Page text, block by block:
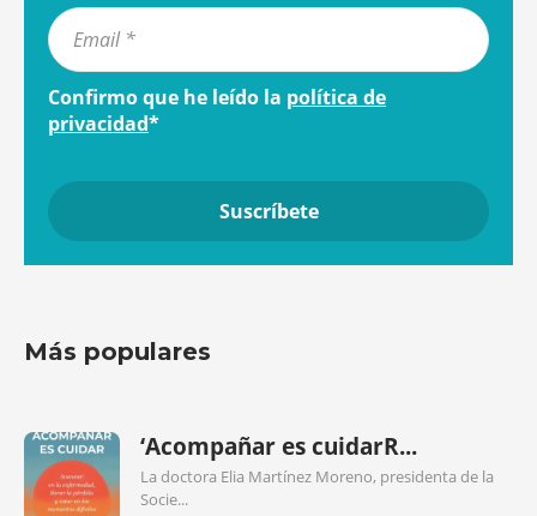
Confirmo que he leído la política de
privacidad*
Más populares
‘Acompañar es cuidarR...
La doctora Elia Martínez Moreno, presidenta de la
Socie...